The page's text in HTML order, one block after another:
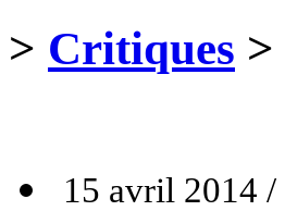
> Critiques >
15 avril 2014 /